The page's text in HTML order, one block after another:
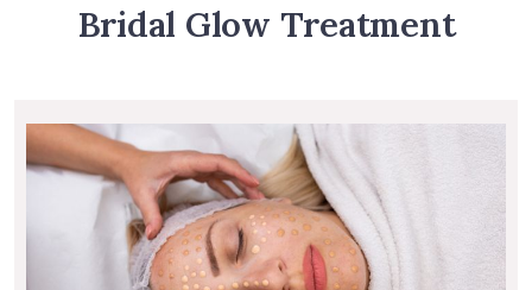
Bridal Glow Treatment